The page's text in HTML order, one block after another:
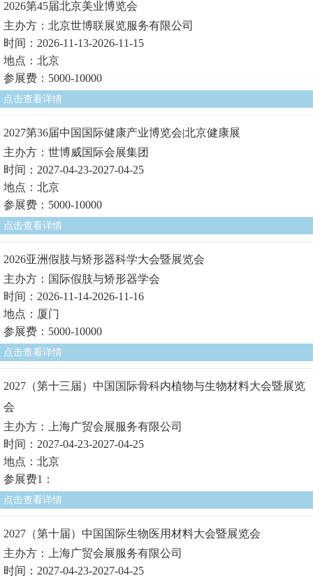
2026第45届北京美业博览会
主办方：北京世博联展览服务有限公司
时间：2026-11-13-2026-11-15
地点：北京
参展费：5000-10000
点击查看详情
2027第36届中国国际健康产业博览会|北京健康展
主办方：世博威国际会展集团
时间：2027-04-23-2027-04-25
地点：北京
参展费：5000-10000
点击查看详情
2026亚洲假肢与矫形器科学大会暨展览会
主办方：国际假肢与矫形器学会
时间：2026-11-14-2026-11-16
地点：厦门
参展费：5000-10000
点击查看详情
2027（第十三届）中国国际骨科内植物与生物材料大会暨展览
会
主办方：上海广贸会展服务有限公司
时间：2027-04-23-2027-04-25
地点：北京
参展费1：
点击查看详情
2027（第十届）中国国际生物医用材料大会暨展览会
主办方：上海广贸会展服务有限公司
时间：2027-04-23-2027-04-25